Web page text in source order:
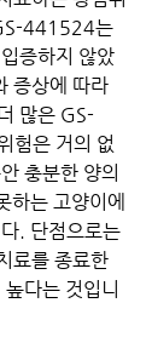
441524는
증하지 않았
증상에 따라
많은 GS-
험은 거의 없
충분한 양의
는 고양이에
. 단점으로는
료를 종료한
다는 것입니